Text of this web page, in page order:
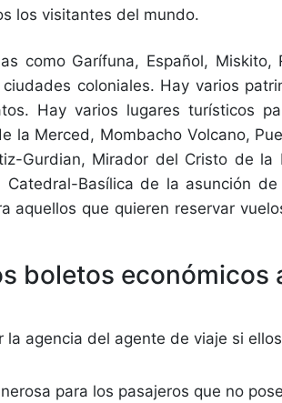
los visitantes del mundo.
como Garífuna, Español, Miskito,
coloniales. Hay varios
Hay varios lugares turísticos
la Merced, Mombacho Volcano,
Gurdian, Mirador del Cristo de la
Catedral-Basílica de la asunción
aquellos que quieren reservar
boletos económicos
agencia del agente de viaje si
para los pasajeros que no